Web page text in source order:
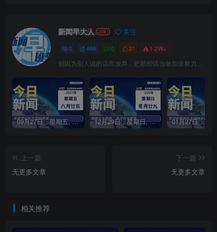
新闻早大人 关注
0 466 0 21 1.2W+
别因为别人说的话而放弃，把那些话当做加倍努力的动力
09月27日，星期五, 每天60秒读懂全世界！ 12月29日，星期日, 每天60秒读懂全世界！
上一篇
无更多文章
下一篇
无更多文章
相关推荐